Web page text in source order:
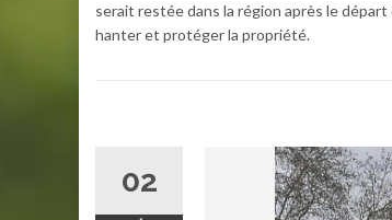
serait restée dans la région après le
hanter et protéger la propriété.
02